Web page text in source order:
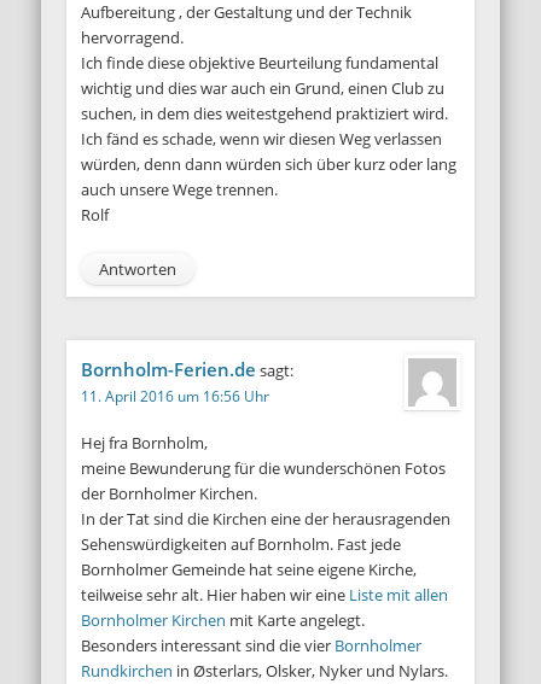
Aufbereitung , der Gestaltung und der Technik
hervorragend.
Ich finde diese objektive Beurteilung fundamental
wichtig und dies war auch ein Grund, einen Club zu
suchen, in dem dies weitestgehend praktiziert wird.
Ich fänd es schade, wenn wir diesen Weg verlassen
würden, denn dann würden sich über kurz oder lang
auch unsere Wege trennen.
Rolf
Antworten
Bornholm-Ferien.de sagt:
11. April 2016 um 16:56 Uhr
Hej fra Bornholm,
meine Bewunderung für die wunderschönen Fotos
der Bornholmer Kirchen.
In der Tat sind die Kirchen eine der herausragenden
Sehenswürdigkeiten auf Bornholm. Fast jede
Bornholmer Gemeinde hat seine eigene Kirche,
teilweise sehr alt. Hier haben wir eine Liste mit allen
Bornholmer Kirchen mit Karte angelegt.
Besonders interessant sind die vier Bornholmer
Rundkirchen in Østerlars, Olsker, Nyker und Nylars.